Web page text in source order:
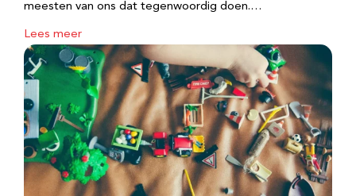
meesten van ons dat tegenwoordig doen.…
Lees meer